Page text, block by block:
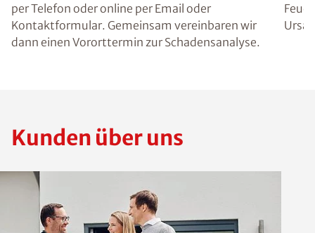
per Telefon oder online per Email oder
Kontaktformular. Gemeinsam vereinbaren wir
dann einen Vororttermin zur Schadensanalyse.
Kunden über uns